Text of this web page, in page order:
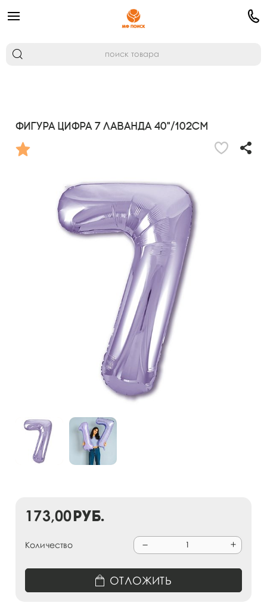
Фигура Цифра 7 Лаванда 40"/102см
173,00руб.
Количество
ОТЛОЖИТЬ